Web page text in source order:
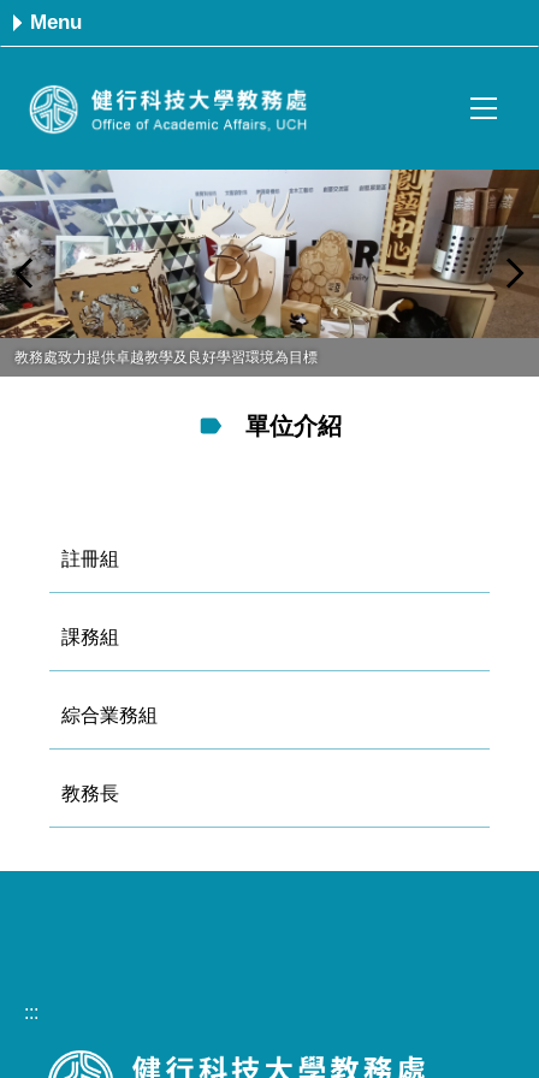
跳
到
要
區
Menu
教務處致力提供卓越教學及良好學習環境為目標
單位介紹
註冊組
課務組
綜合業務組
教務長
:::